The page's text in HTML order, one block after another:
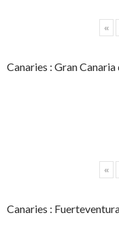
«
Canaries : Gran
«
Canaries :